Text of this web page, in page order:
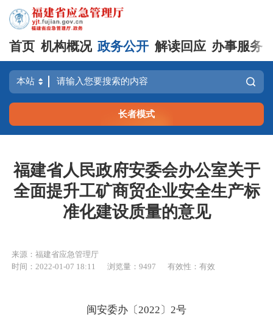
首页 机构概况 政务公开 解读回应 办事服务
长者模式
福建省人民政府安委会办公室关于
全面提升工矿商贸企业安全生产标
准化建设质量的意见
来源：福建省应急管理厅
时间：2022-01-07 18:11
浏览量：9497 有效性：有效
闽安委办〔 2022 〕 2号